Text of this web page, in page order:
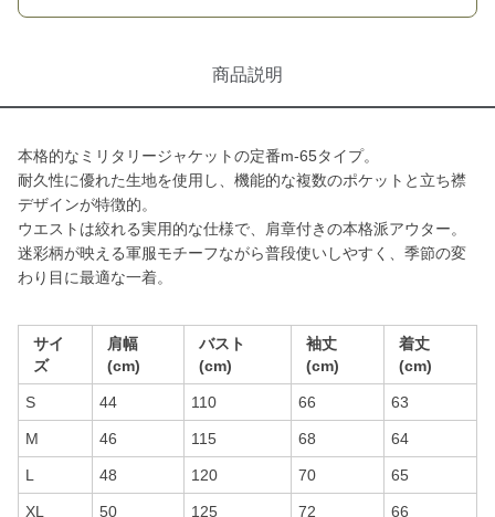
商品説明
本格的なミリタリージャケットの定番m-65タイプ。
耐久性に優れた生地を使用し、機能的な複数のポケットと立ち襟
デザインが特徴的。
ウエストは絞れる実用的な仕様で、肩章付きの本格派アウター。
迷彩柄が映える軍服モチーフながら普段使いしやすく、季節の変
わり目に最適な一着。
サイ
ズ
肩幅
(cm)
バスト
(cm)
袖丈
(cm)
着丈
(cm)
S 44 110 66 63
M 46 115 68 64
L 48 120 70 65
XL 50 125 72 66